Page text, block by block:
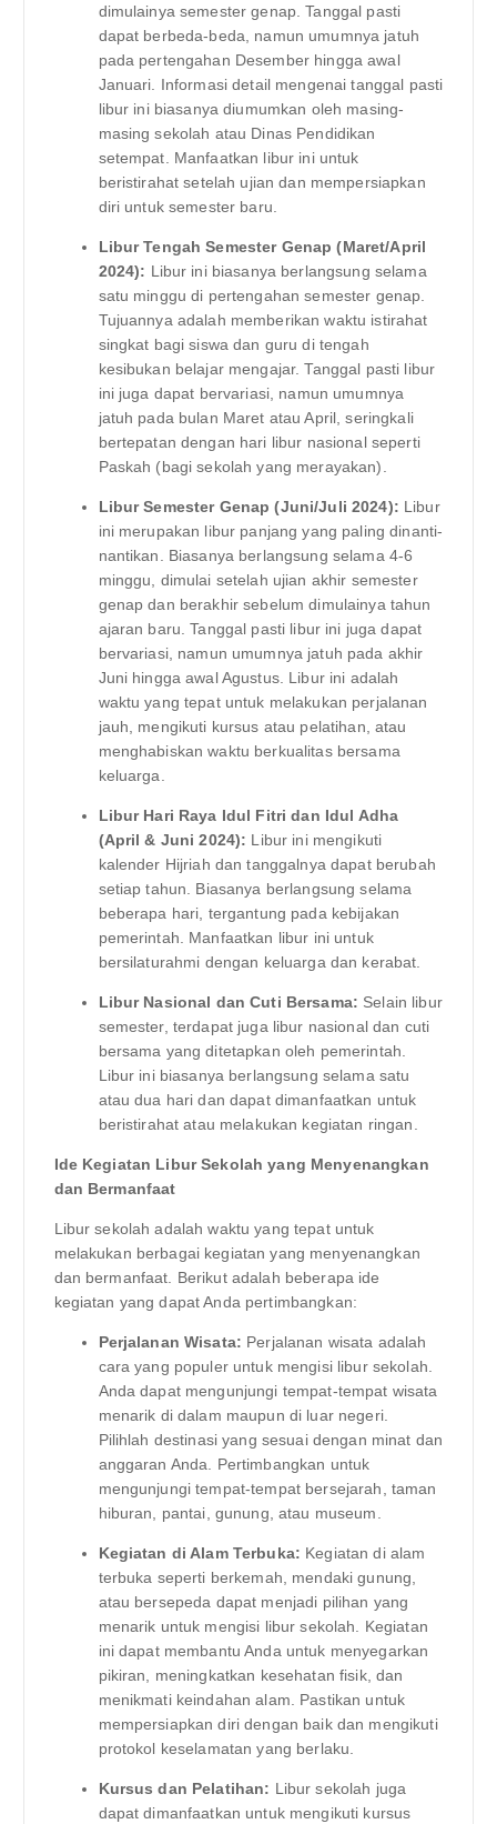
dimulainya semester genap. Tanggal pasti
dapat berbeda-beda, namun umumnya jatuh
pada pertengahan Desember hingga awal
Januari. Informasi detail mengenai tanggal pasti
libur ini biasanya diumumkan oleh masing-
masing sekolah atau Dinas Pendidikan
setempat. Manfaatkan libur ini untuk
beristirahat setelah ujian dan mempersiapkan
diri untuk semester baru.
Libur Tengah Semester Genap (Maret/April
2024): Libur ini biasanya berlangsung selama
satu minggu di pertengahan semester genap.
Tujuannya adalah memberikan waktu istirahat
singkat bagi siswa dan guru di tengah
kesibukan belajar mengajar. Tanggal pasti libur
ini juga dapat bervariasi, namun umumnya
jatuh pada bulan Maret atau April, seringkali
bertepatan dengan hari libur nasional seperti
Paskah (bagi sekolah yang merayakan).
Libur Semester Genap (Juni/Juli 2024): Libur
ini merupakan libur panjang yang paling dinanti-
nantikan. Biasanya berlangsung selama 4-6
minggu, dimulai setelah ujian akhir semester
genap dan berakhir sebelum dimulainya tahun
ajaran baru. Tanggal pasti libur ini juga dapat
bervariasi, namun umumnya jatuh pada akhir
Juni hingga awal Agustus. Libur ini adalah
waktu yang tepat untuk melakukan perjalanan
jauh, mengikuti kursus atau pelatihan, atau
menghabiskan waktu berkualitas bersama
keluarga.
Libur Hari Raya Idul Fitri dan Idul Adha
(April & Juni 2024): Libur ini mengikuti
kalender Hijriah dan tanggalnya dapat berubah
setiap tahun. Biasanya berlangsung selama
beberapa hari, tergantung pada kebijakan
pemerintah. Manfaatkan libur ini untuk
bersilaturahmi dengan keluarga dan kerabat.
Libur Nasional dan Cuti Bersama: Selain libur
semester, terdapat juga libur nasional dan cuti
bersama yang ditetapkan oleh pemerintah.
Libur ini biasanya berlangsung selama satu
atau dua hari dan dapat dimanfaatkan untuk
beristirahat atau melakukan kegiatan ringan.
Ide Kegiatan Libur Sekolah yang Menyenangkan
dan Bermanfaat
Libur sekolah adalah waktu yang tepat untuk
melakukan berbagai kegiatan yang menyenangkan
dan bermanfaat. Berikut adalah beberapa ide
kegiatan yang dapat Anda pertimbangkan:
Perjalanan Wisata: Perjalanan wisata adalah
cara yang populer untuk mengisi libur sekolah.
Anda dapat mengunjungi tempat-tempat wisata
menarik di dalam maupun di luar negeri.
Pilihlah destinasi yang sesuai dengan minat dan
anggaran Anda. Pertimbangkan untuk
mengunjungi tempat-tempat bersejarah, taman
hiburan, pantai, gunung, atau museum.
Kegiatan di Alam Terbuka: Kegiatan di alam
terbuka seperti berkemah, mendaki gunung,
atau bersepeda dapat menjadi pilihan yang
menarik untuk mengisi libur sekolah. Kegiatan
ini dapat membantu Anda untuk menyegarkan
pikiran, meningkatkan kesehatan fisik, dan
menikmati keindahan alam. Pastikan untuk
mempersiapkan diri dengan baik dan mengikuti
protokol keselamatan yang berlaku.
Kursus dan Pelatihan: Libur sekolah juga
dapat dimanfaatkan untuk mengikuti kursus